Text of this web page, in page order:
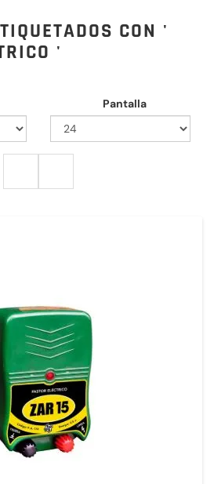
CON '
'
Pantalla